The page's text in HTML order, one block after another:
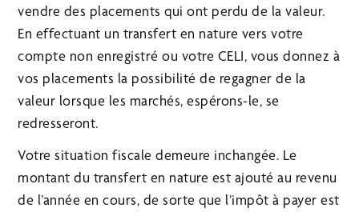
vendre des placements qui ont perdu de la valeur.
En effectuant un transfert en nature vers votre
compte non enregistré ou votre CELI, vous donnez à
vos placements la possibilité de regagner de la
valeur lorsque les marchés, espérons-le, se
redresseront.
Votre situation fiscale demeure inchangée. Le
montant du transfert en nature est ajouté au revenu
de l’année en cours, de sorte que l’impôt à payer est